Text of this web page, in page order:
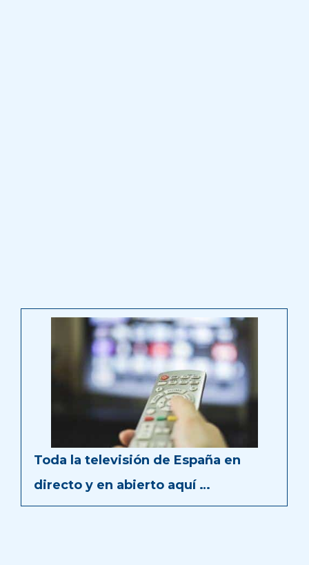
Toda la televisión de España en
directo y en abierto aquí …